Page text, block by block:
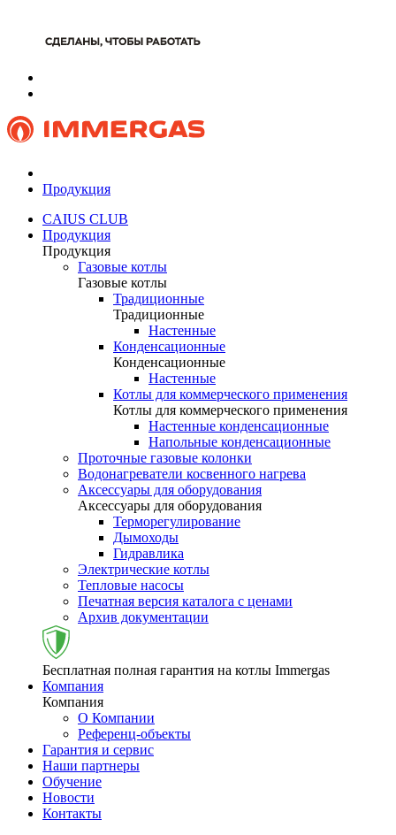
Продукция
CAIUS CLUB
Продукция
Продукция
Газовые котлы
Газовые котлы
Традиционные
Традиционные
Настенные
Конденсационные
Конденсационные
Настенные
Котлы для коммерческого применения
Котлы для коммерческого применения
Настенные конденсационные
Напольные конденсационные
Проточные газовые колонки
Водонагреватели косвенного нагрева
Аксессуары для оборудования
Аксессуары для оборудования
Терморегулирование
Дымоходы
Гидравлика
Электрические котлы
Тепловые насосы
Печатная версия каталога с ценами
Архив документации
Бесплатная полная гарантия на котлы Immergas
Компания
Компания
О Компании
Референц-объекты
Гарантия и сервис
Наши партнеры
Обучение
Новости
Контакты